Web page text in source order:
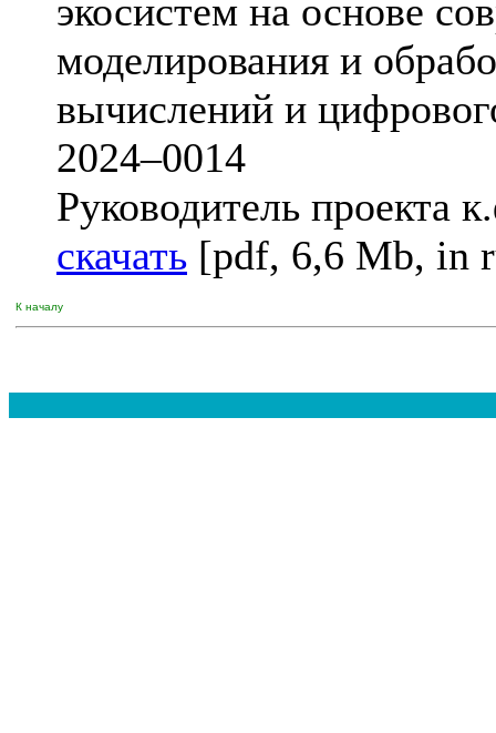
экосистем на основе
моделирования и
вычислений и
2024–0014
Руководитель проекта
скачать [pdf, 6,6 Mb, in
К началу